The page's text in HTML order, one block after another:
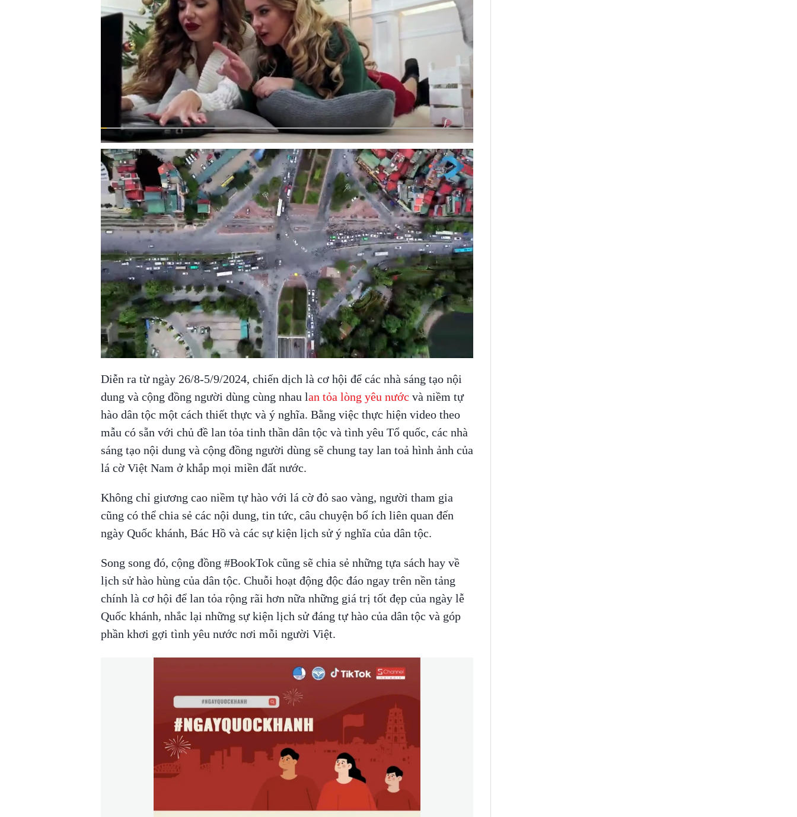
Diễn ra từ ngày 26/8-5/9/2024, chiến dịch là cơ hội để các nhà sáng tạo nội
dung và cộng đồng người dùng cùng nhau lan tỏa lòng yêu nước và niềm tự
hào dân tộc một cách thiết thực và ý nghĩa. Bằng việc thực hiện video theo
mẫu có sẵn với chủ đề lan tỏa tinh thần dân tộc và tình yêu Tổ quốc, các nhà
sáng tạo nội dung và cộng đồng người dùng sẽ chung tay lan toả hình ảnh của
lá cờ Việt Nam ở khắp mọi miền đất nước.
Không chỉ giương cao niềm tự hào với lá cờ đỏ sao vàng, người tham gia
cũng có thể chia sẻ các nội dung, tin tức, câu chuyện bổ ích liên quan đến
ngày Quốc khánh, Bác Hồ và các sự kiện lịch sử ý nghĩa của dân tộc.
Song song đó, cộng đồng #BookTok cũng sẽ chia sẻ những tựa sách hay về
lịch sử hào hùng của dân tộc. Chuỗi hoạt động độc đáo ngay trên nền tảng
chính là cơ hội để lan tỏa rộng rãi hơn nữa những giá trị tốt đẹp của ngày lễ
Quốc khánh, nhắc lại những sự kiện lịch sử đáng tự hào của dân tộc và góp
phần khơi gợi tình yêu nước nơi mỗi người Việt.